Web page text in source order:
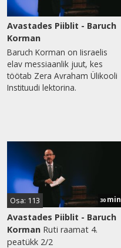
Avastades Piiblit - Baruch
Korman
Baruch Korman on Iisraelis
elav messiaanlik juut, kes
töötab Zera Avraham Ülikooli
Instituudi lektorina.
30 min
Osa: 113
Avastades Piiblit - Baruch
Korman Ruti raamat 4.
peatükk 2/2